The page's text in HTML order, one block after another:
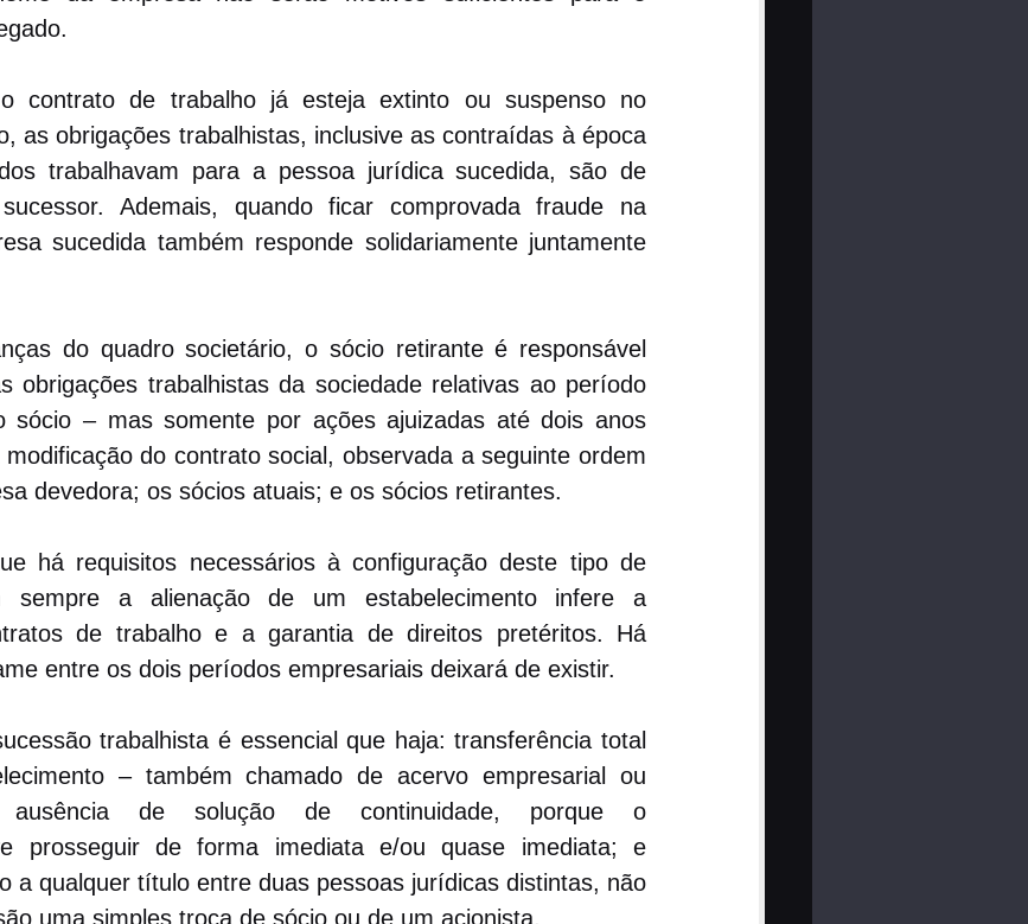
contrato de trabalho já esteja extinto ou suspenso no
as obrigações trabalhistas, inclusive as contraídas à época
trabalhavam para a pessoa jurídica sucedida, são de
Ademais, quando ficar comprovada fraude na
sucedida também responde solidariamente juntamente
do quadro societário, o sócio retirante é responsável
obrigações trabalhistas da sociedade relativas ao período
sócio – mas somente por ações ajuizadas até dois anos
do contrato social, observada a seguinte ordem
devedora; os sócios atuais; e os sócios retirantes.
há requisitos necessários à configuração deste tipo de
sempre a alienação de um estabelecimento infere a
de trabalho e a garantia de direitos pretéritos. Há
entre os dois períodos empresariais deixará de existir.
trabalhista é essencial que haja: transferência total
– também chamado de acervo empresarial ou
ausência de solução de continuidade, porque o
prosseguir de forma imediata e/ou quase imediata; e
a qualquer título entre duas pessoas jurídicas distintas, não
uma simples troca de sócio ou de um acionista.